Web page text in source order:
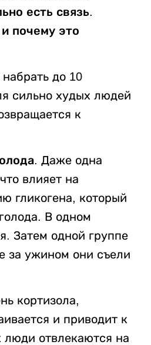
есть связь.
почему это
до 10
сильно худых людей
к
Даже одна
влияет на
гликогена, который
В одном
Затем одной группе
за ужином они съели
кортизола,
и приводит к
люди отвлекаются на